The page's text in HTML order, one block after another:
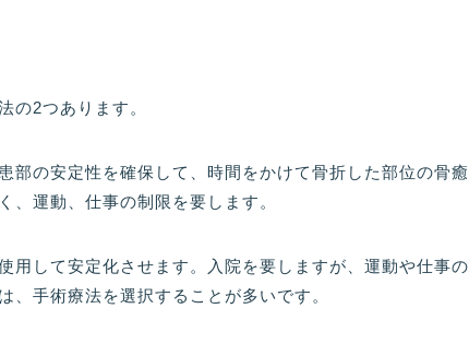
の2つあります。
の安定性を確保して、時間をかけて骨折した部位の骨癒
、運動、仕事の制限を要します。
して安定化させます。入院を要しますが、運動や仕事の
、手術療法を選択することが多いです。